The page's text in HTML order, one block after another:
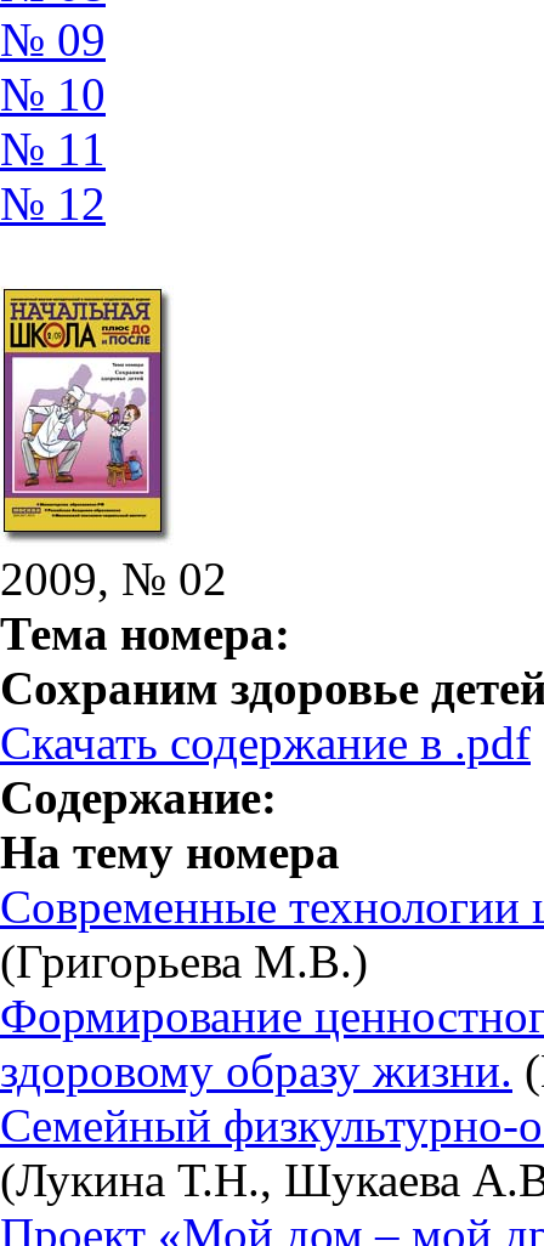
№ 09
№ 10
№ 11
№ 12
2009, № 02
Тема номера:
Сохраним здоровье
Скачать содержание в .pdf
Содержание:
На тему номера
Современные технологии
(Григорьева М.В.)
Формирование
здоровому образу жизни.
Семейный физкультурно-
(Лукина Т.Н., Шукаева
Проект «Мой дом – мой